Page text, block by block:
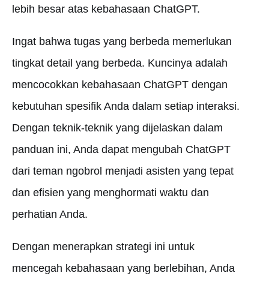
lebih besar atas kebahasaan ChatGPT.
Ingat bahwa tugas yang berbeda memerlukan
tingkat detail yang berbeda. Kuncinya adalah
mencocokkan kebahasaan ChatGPT dengan
kebutuhan spesifik Anda dalam setiap interaksi.
Dengan teknik-teknik yang dijelaskan dalam
panduan ini, Anda dapat mengubah ChatGPT
dari teman ngobrol menjadi asisten yang tepat
dan efisien yang menghormati waktu dan
perhatian Anda.
Dengan menerapkan strategi ini untuk
mencegah kebahasaan yang berlebihan, Anda